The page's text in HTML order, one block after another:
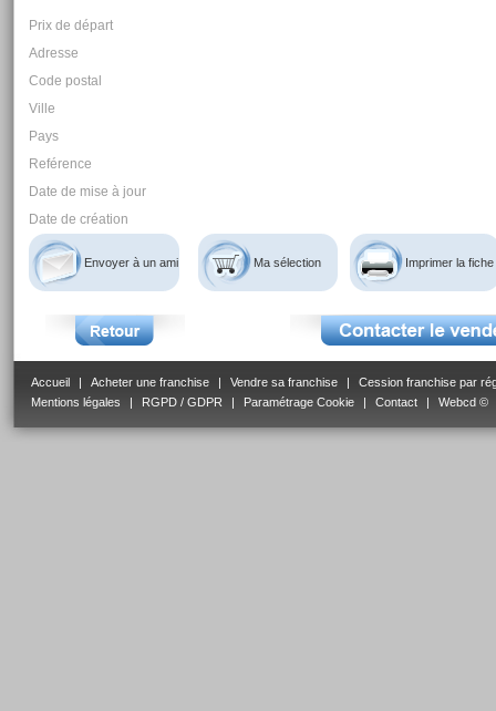
Prix de départ
Adresse
Code postal
Ville
Pays
Reférence
Date de mise à jour
Date de création
Envoyer à un ami Ma sélection Imprimer la fiche
Accueil Acheter une franchise Vendre sa franchise
Cession franchise par
Mentions légales
RGPD / GDPR Paramétrage Cookie Contact Webcd ©